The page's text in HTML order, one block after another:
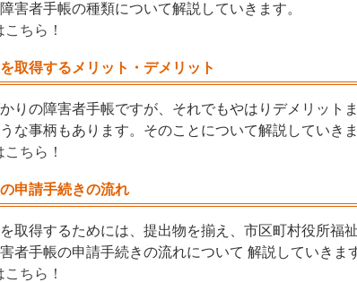
害者手帳の種類について解説していきます。
ちら！
取得するメリット・デメリット
りの障害者手帳ですが、それでもやはりデメリット
な事柄もあります。そのことについて解説していきま
ちら！
申請手続きの流れ
取得するためには、提出物を揃え、市区町村役所福
者手帳の申請手続きの流れについて 解説していきま
ちら！